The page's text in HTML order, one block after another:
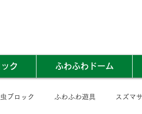
ク ふわふわドーム
ブロック ふわふわ遊具 スズマ